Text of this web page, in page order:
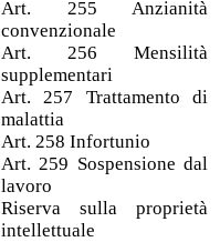
Art. 255 Anzianità
convenzionale
Art. 256 Mensilità
supplementari
Art. 257 Trattamento di
malattia
Art. 258 Infortunio
Art. 259 Sospensione dal
lavoro
Riserva sulla proprietà
intellettuale